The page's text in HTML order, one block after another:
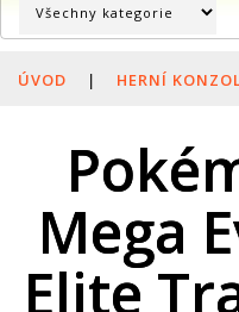
ÚVOD | HERNÍ
Mega
Elite